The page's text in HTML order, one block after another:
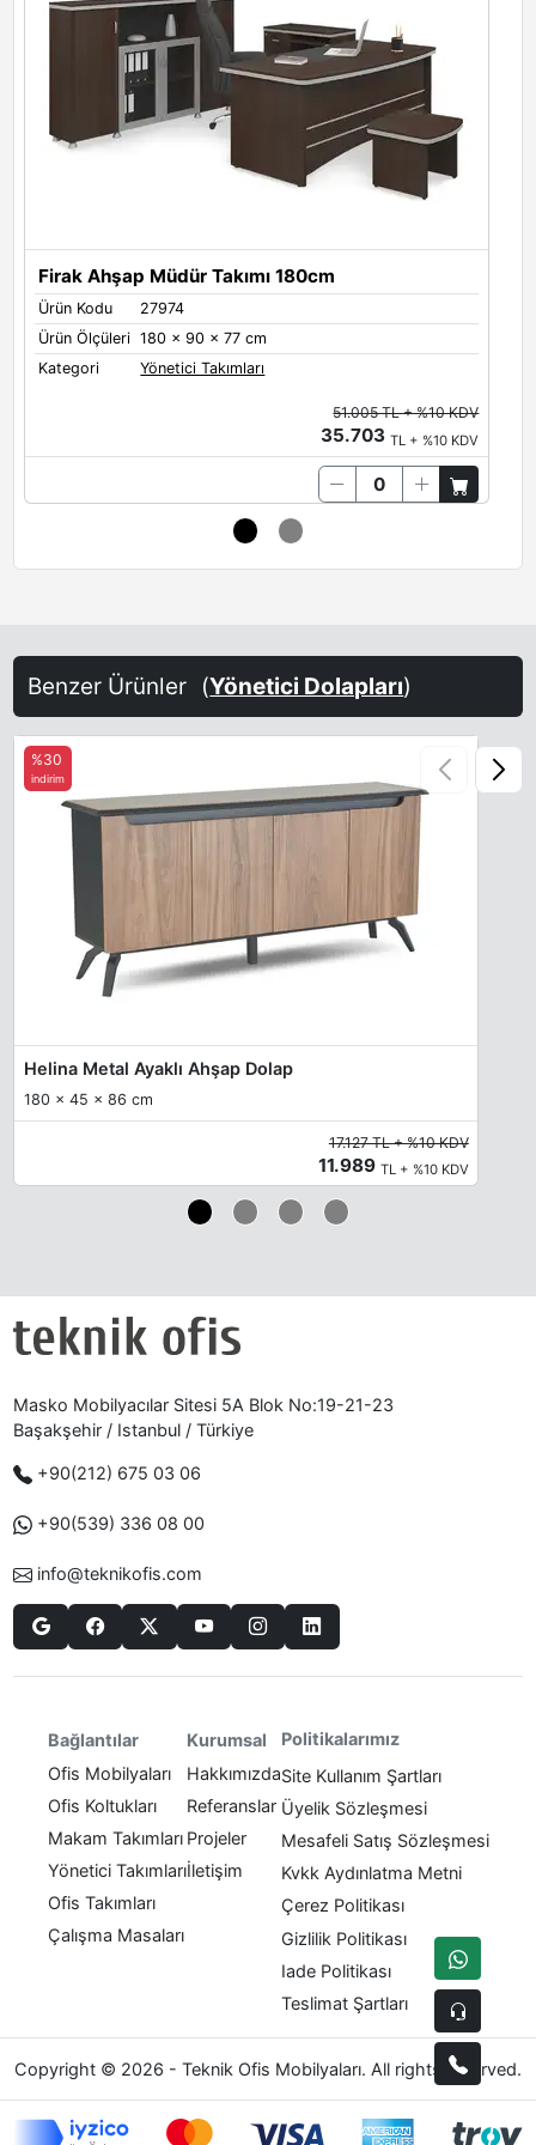
Siyah Beyaz
Firak Ahşap Müdür Takımı 180cm
Ürün Kodu
27974
Ürün Ölçüleri 180 x 90 x 77 cm
Kategori
Yönetici Takımları
51.005 TL + %10 KDV
35.703TL + %10 KDV
Benzer Ürünler (Yönetici Dolapları)
Helina Metal Ayaklı Ahşap Dolap
180 x 45 x 86 cm
%30
indirim
17.127 TL + %10 KDV
11.989 TL + %10 KDV
Masko Mobilyacılar Sitesi 5A Blok No:19-21-23
Başakşehir / Istanbul / Türkiye
+90(212) 675 03 06
+90(539) 336 08 00
info@teknikofis.com
Bağlantılar
Ofis Mobilyaları
Ofis Koltukları
Makam Takımları
Yönetici Takımları
Ofis Takımları
Çalışma Masaları
Kurumsal
Hakkımızda
Referanslar
Projeler
İletişim
Politikalarımız
Site Kullanım Şartları
Üyelik Sözleşmesi
Mesafeli Satış Sözleşmesi
Kvkk Aydınlatma Metni
Çerez Politikası
Gizlilik Politikası
Iade Politikası
Teslimat Şartları
Copyright © 2026 - Teknik Ofis Mobilyaları. All rights reserved.